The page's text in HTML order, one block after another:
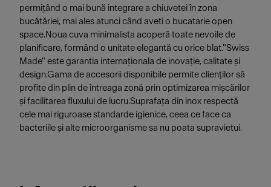
permițând o mai bună integrare a chiuvetei în zona
bucătăriei, mai ales atunci când aveti o bucatarie open
space.Noua cuva minimalista acoperă toate nevoile de
planificare, formând o unitate elegantă cu orice blat."Swiss
Made" este garantia internaționala de inovație, calitate și
design.Gama de accesorii disponibile permite clienților să
profite din plin de întreaga zonă prin optimizarea mișcărilor
și facilitarea fluxului de lucru.Suprafața din inox respectă
cele mai riguroase standarde igienice, ceea ce face ca
bacteriile și alte microorganisme sa nu poata supravietui.